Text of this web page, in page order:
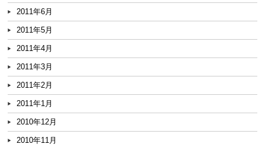
2011年6月
2011年5月
2011年4月
2011年3月
2011年2月
2011年1月
2010年12月
2010年11月